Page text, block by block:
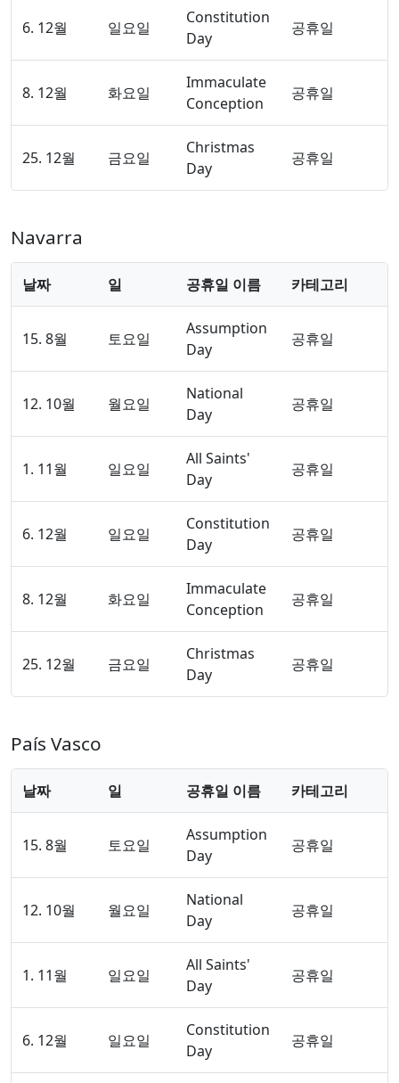
6. 12월 일요일
Constitution
Day
공휴일
8. 12월 화요일
Immaculate
Conception
공휴일
25. 12월 금요일
Christmas
Day
공휴일
Navarra
날짜 일 공휴일 이름 카테고리
15. 8월 토요일
Assumption
Day
공휴일
12. 10월 월요일
National
Day
공휴일
1. 11월 일요일
All Saints'
Day
공휴일
6. 12월 일요일
Constitution
Day
공휴일
8. 12월 화요일
Immaculate
Conception
공휴일
25. 12월 금요일
Christmas
Day
공휴일
País Vasco
날짜 일 공휴일 이름 카테고리
15. 8월 토요일
Assumption
Day
공휴일
12. 10월 월요일
National
Day
공휴일
1. 11월 일요일
All Saints'
Day
공휴일
6. 12월 일요일
Constitution
Day
공휴일